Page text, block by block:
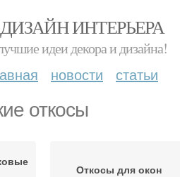
ДИЗАЙН ИНТЕРЬЕРА
идеи декора и дизайна!
новости статьи
откосы
Откосы для окон